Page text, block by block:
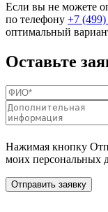
Если вы не можете
по телефону +7
оптимальный
Оставьте
Нажимая кнопку
моих персональных
Отправить заявку